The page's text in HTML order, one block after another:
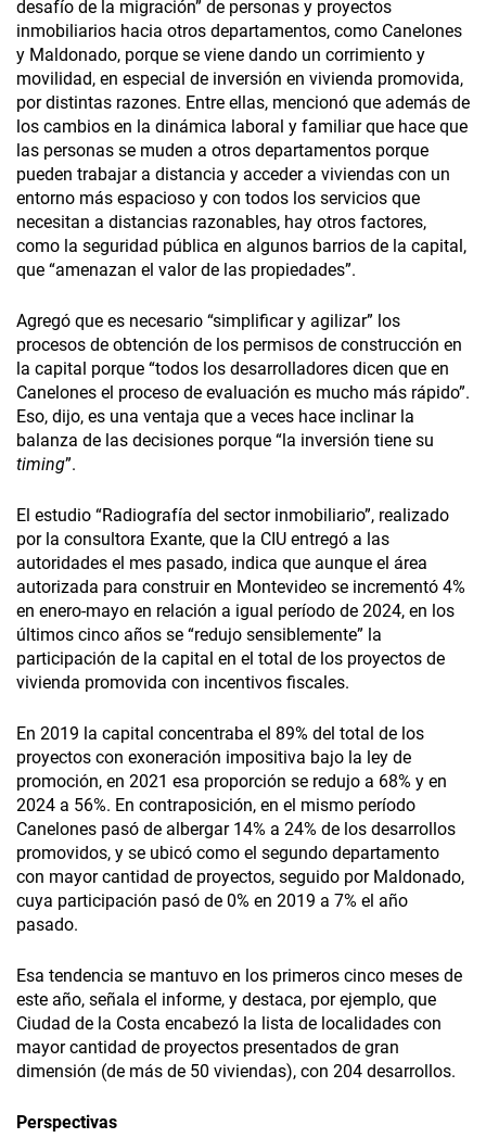
desafío de la migración” de personas y proyectos
inmobiliarios hacia otros departamentos, como Canelones
y Maldonado, porque se viene dando un corrimiento y
movilidad, en especial de inversión en vivienda promovida,
por distintas razones. Entre ellas, mencionó que además de
los cambios en la dinámica laboral y familiar que hace que
las personas se muden a otros departamentos porque
pueden trabajar a distancia y acceder a viviendas con un
entorno más espacioso y con todos los servicios que
necesitan a distancias razonables, hay otros factores,
como la seguridad pública en algunos barrios de la capital,
que “amenazan el valor de las propiedades”.
Agregó que es necesario “simplificar y agilizar” los
procesos de obtención de los permisos de construcción en
la capital porque “todos los desarrolladores dicen que en
Canelones el proceso de evaluación es mucho más rápido”.
Eso, dijo, es una ventaja que a veces hace inclinar la
balanza de las decisiones porque “la inversión tiene su
timing”.
El estudio “Radiografía del sector inmobiliario”, realizado
por la consultora Exante, que la CIU entregó a las
autoridades el mes pasado, indica que aunque el área
autorizada para construir en Montevideo se incrementó 4%
en enero-mayo en relación a igual período de 2024, en los
últimos cinco años se “redujo sensiblemente” la
participación de la capital en el total de los proyectos de
vivienda promovida con incentivos fiscales.
En 2019 la capital concentraba el 89% del total de los
proyectos con exoneración impositiva bajo la ley de
promoción, en 2021 esa proporción se redujo a 68% y en
2024 a 56%. En contraposición, en el mismo período
Canelones pasó de albergar 14% a 24% de los desarrollos
promovidos, y se ubicó como el segundo departamento
con mayor cantidad de proyectos, seguido por Maldonado,
cuya participación pasó de 0% en 2019 a 7% el año
pasado.
Esa tendencia se mantuvo en los primeros cinco meses de
este año, señala el informe, y destaca, por ejemplo, que
Ciudad de la Costa encabezó la lista de localidades con
mayor cantidad de proyectos presentados de gran
dimensión (de más de 50 viviendas), con 204 desarrollos.
Perspectivas